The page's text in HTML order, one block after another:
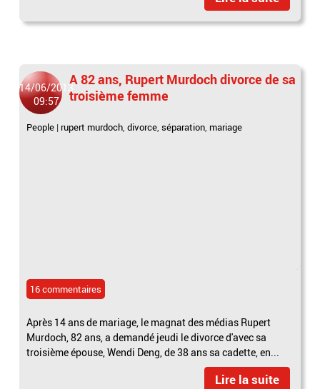
14/06/2013
09:57
A 82 ans, Rupert Murdoch divorce de sa
troisième femme
People | rupert murdoch,divorce,séparation, mariage
16 commentaires
Après 14 ans de mariage, le magnat des médias Rupert
Murdoch, 82 ans, a demandé jeudi le divorce d'avec sa
troisième épouse, Wendi Deng, de 38 ans sa cadette, en...
Lire la suite